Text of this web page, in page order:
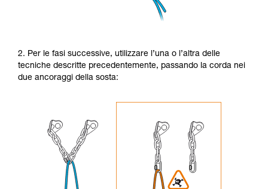
2. Per le fasi successive, utilizzare l’una o l’altra delle
tecniche descritte precedentemente, passando la corda nei
due ancoraggi della sosta: